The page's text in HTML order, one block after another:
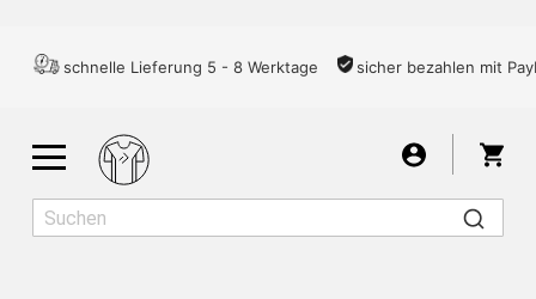
schnelle Lieferung 5 - 8 Werktage sicher bezahlen mit